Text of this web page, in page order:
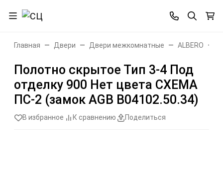
Главная Двери Двери межкомнатные ALBERO
Полотно скрытое Тип 3-4 Под
отделку 900 Нет цвета СХЕМА
ПС-2 (замок AGB B04102.50.34)
В избранное К сравнению Поделиться